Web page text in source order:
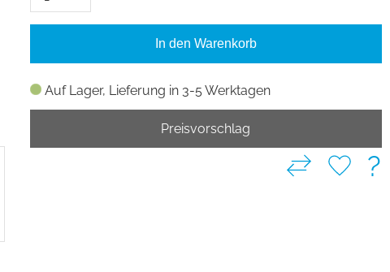
Auf Lager, Lieferung in 3-5 Werktagen
In den Warenkorb
Preisvorschlag
?